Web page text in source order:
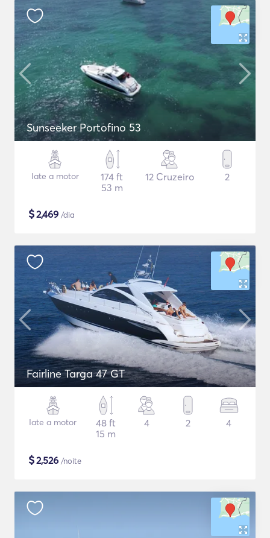
Sunseeker Portofino 53
Iate a motor
174 ft
53 m
12 Cruzeiro 2
$2,469 /dia
Fairline Targa 47 GT
Iate a motor
48 ft
15 m
4 2 4
$2,526 /noite